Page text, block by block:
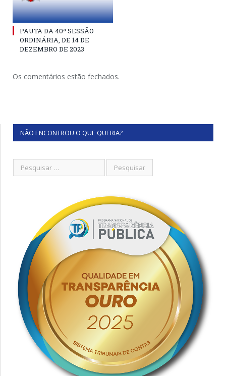
PAUTA DA 40ª SESSÃO
ORDINÁRIA, DE 14 DE
DEZEMBRO DE 2023
Os comentários estão fechados.
NÃO ENCONTROU O QUE QUERIA?